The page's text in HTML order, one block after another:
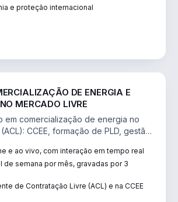
e proteção internacional
DE ENERGIA E
MERCADO LIVRE
em comercialização de energia no
CCEE, formação de PLD, gestão
e ao vivo, com interação em tempo real
de semana por mês, gravadas por 3
de Contratação Livre (ACL) e na CCEE